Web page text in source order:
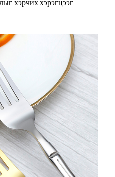
хэрчих хэрэгцээг